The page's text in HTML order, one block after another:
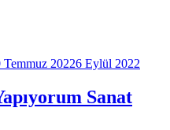
Temmuz 20226 Eylül 2022
Sanat